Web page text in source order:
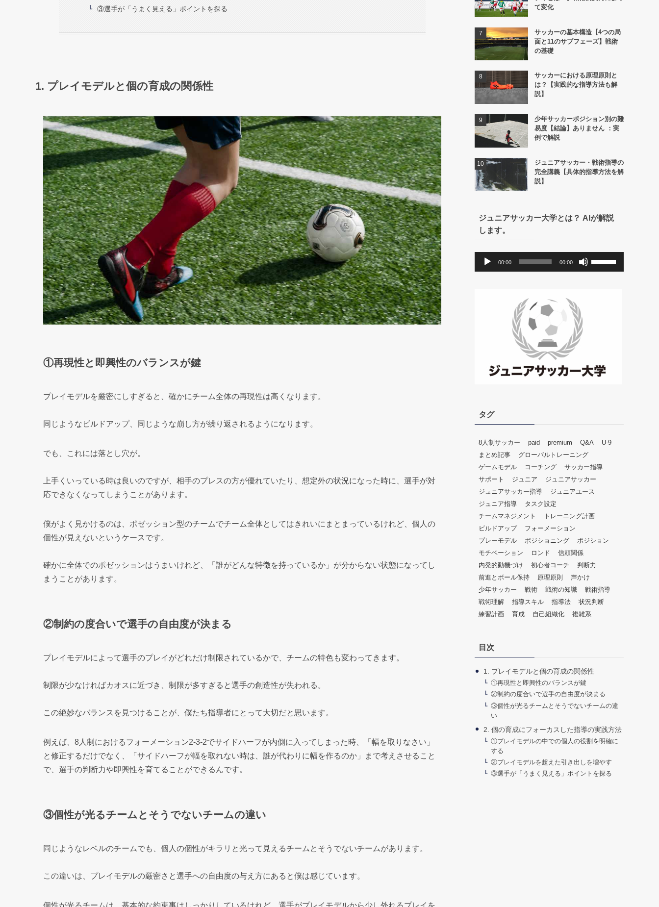
③選手が「うまく見える」ポイントを探る
1. プレイモデルと個の育成の関係性
①再現性と即興性のバランスが鍵
プレイモデルを厳密にしすぎると、確かにチーム全体の再現性は高くなります。
同じようなビルドアップ、同じような崩し方が繰り返されるようになります。
でも、これには落とし穴が。
上手くいっている時は良いのですが、相手のプレスの方が優れていたり、想定外の状況になった時に、選手が対
応できなくなってしまうことがあります。
僕がよく見かけるのは、ポゼッション型のチームでチーム全体としてはきれいにまとまっているけれど、個人の
個性が見えないというケースです。
確かに全体でのポゼッションはうまいけれど、「誰がどんな特徴を持っているか」が分からない状態になってし
まうことがあります。
②制約の度合いで選手の自由度が決まる
プレイモデルによって選手のプレイがどれだけ制限されているかで、チームの特色も変わってきます。
制限が少なければカオスに近づき、制限が多すぎると選手の創造性が失われる。
この絶妙なバランスを見つけることが、僕たち指導者にとって大切だと思います。
例えば、8人制におけるフォーメーション2-3-2でサイドハーフが内側に入ってしまった時、「幅を取りなさい」
と修正するだけでなく、「サイドハーフが幅を取れない時は、誰が代わりに幅を作るのか」まで考えさせること
で、選手の判断力や即興性を育てることができるんです。
③個性が光るチームとそうでないチームの違い
同じようなレベルのチームでも、個人の個性がキラリと光って見えるチームとそうでないチームがあります。
この違いは、プレイモデルの厳密さと選手への自由度の与え方にあると僕は感じています。
個性が光るチームは、基本的な約束事はしっかりしているけれど、選手がプレイモデルから少し外れるプレイを
て変化
サッカーの基本構造【4つの局
面と11のサブフェーズ】戦術
の基礎
サッカーにおける原理原則と
は？【実践的な指導方法も解
説】
少年サッカーポジション別の難
易度【結論】ありません ：実
例で解説
ジュニアサッカー・戦術指導の
完全講義【具体的指導方法を解
説】
ジュニアサッカー大学とは？ AIが解説
します。
00:00 00:00
下
矢
っ
だ
い。
タグ
8人制サッカー paid premium Q&A
U-9
まとめ記事
グローバルトレーニング
ゲームモデル
コーチング
サッカー指導
サポート
ジュニア
ジュニアサッカー
ジュニアサッカー指導
ジュニアユース
ジュニア指導
タスク設定
チームマネジメント
トレーニング計画
ビルドアップ
フォーメーション
プレーモデル
ポジショニング
ポジション
モチベーション
ロンド
信頼関係
内発的動機づけ
初心者コーチ
判断力
前進とボール保持
原理原則
声かけ
少年サッカー
戦術 戦術の知識
戦術指導
戦術理解
指導スキル 指導法
状況判断
練習計画
育成 自己組織化 複雑系
目次
1. プレイモデルと個の育成の関係性
①再現性と即興性のバランスが鍵
②制約の度合いで選手の自由度が決まる
③個性が光るチームとそうでないチームの違
い
2. 個の育成にフォーカスした指導の実践方法
①プレイモデルの中での個人の役割を明確に
する
②プレイモデルを超えた引き出しを増やす
③選手が「うまく見える」ポイントを探る